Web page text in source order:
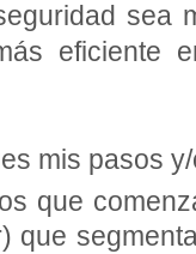
sea
eficiente
mis pasos
que
que